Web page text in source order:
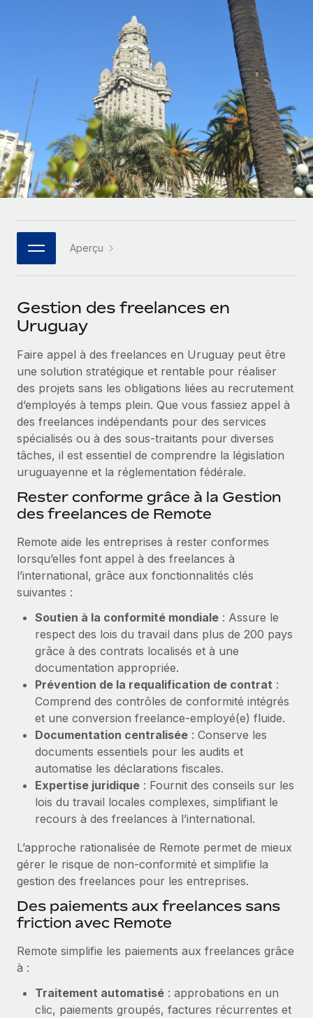
Intégrez et gérez vos freelances partout dans le monde
Sous-traitez les opérations complexes liées à l’emploi
INFRASTRUCTURE
Intégration Remote
Intégrez vos RH aux flux de travail en toute simplicité
Plateforme
Des fonctions RH clés intégrées pour votre équipe
Connectez n'importe quel outil d’IA à Remote grâce à
notre MCP
Rationalisez vos processus avec des outils essentiels
SERVICES
Demandez aux experts
Recevez des conseils d’experts sur les RH à
l’international et la conformité
Contrôles d’antécédents
Simplifiez vos processus de présélection des
candidats
Remote Watchtower
matière de conformité
Gestion des appareils
Achetez et suivez vos équipements informatiques
Création d’entité
Établissez des entités rapidement et en toute
conformité
Mobilité et déménagement international
Organisez facilement le déménagement de vos
employés
Avantages sociaux
Gérez facilement les avantages sociaux
Examinez notre service par rapport aux autres
Start-ups
Des solutions agiles et internationales pour les RH et la
paie des entreprises en pleine croissance
Entreprises intermédiaires
Développez vos équipes avec des solutions RH sur
mesure
Entreprise
Les RH à l’international pour les grandes entreprises
Partenaires stratégiques de la tech
Intégrez les RH à l’international de manière flexible
Devenir partenaire
Explorez avec nous vos opportunités de partenariat
Remote Build
Bientôt disponible
Conseil en intégrations et automatisations assistées par
ÉTUDES DE CAS
Calculateur de paiement des freelances
Découvrez les devises disponibles et les vitesses de
paiement pour vos freelances internationaux
APPRENDRE AVEC REMOTE
Recherche et guides
Études de cas
Checklists et modèles
Descriptions de postes
Données sur les salaires et les talents
Centre de ressources
Obtenir de l’aide
Voir toutes les ressources
BLOG
EOR et PEO
Gestion des freelances
Taxes
Explorer le blog
BLOG
Mises à jour des produits de Remote :
Intégrations Gusto et Xero et Gestion des
freelances Plus
Remote a toujours pour mission d'aider les entreprises de
toute taille à embaucher, gérer et payer...
En savoir plus
Comment Phiture gère ses 55 employés
répartis dans 19 pays grâce à Remote
Phiture, un leader notable du conseil en matière de
croissance mobile internationale, encourage les...
En savoir plus
Deutsch
Español
Italiano
Português (Portugal)
日本語
한국어
Connexion
Aperçu
Gestion des freelances en
Uruguay
Faire appel à des freelances en Uruguay peut être
une solution stratégique et rentable pour réaliser
des projets sans les obligations liées au recrutement
d’employés à temps plein. Que vous fassiez appel à
des freelances indépendants pour des services
spécialisés ou à des sous-traitants pour diverses
tâches, il est essentiel de comprendre la législation
uruguayenne et la réglementation fédérale.
Rester conforme grâce à la Gestion
des freelances de Remote
Remote aide les entreprises à rester conformes
lorsqu’elles font appel à des freelances à
l’international, grâce aux fonctionnalités clés
suivantes :
Soutien à la conformité mondiale : Assure le
respect des lois du travail dans plus de 200 pays
grâce à des contrats localisés et à une
documentation appropriée.
Prévention de la requalification de contrat :
Comprend des contrôles de conformité intégrés
et une conversion freelance‑employé(e) fluide.
Documentation centralisée : Conserve les
documents essentiels pour les audits et
automatise les déclarations fiscales.
Expertise juridique : Fournit des conseils sur les
lois du travail locales complexes, simplifiant le
recours à des freelances à l’international.
L’approche rationalisée de Remote permet de mieux
gérer le risque de non‑conformité et simplifie la
gestion des freelances pour les entreprises.
Des paiements aux freelances sans
friction avec Remote
Remote simplifie les paiements aux freelances grâce
à :
Traitement automatisé : approbations en un
clic, paiements groupés, factures récurrentes et